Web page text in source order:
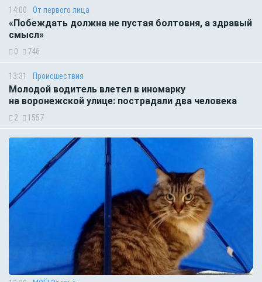
14:00 От первого лица
«Побеждать должна не пустая болтовня, а здравый
смысл»
0 746
13:31 Происшествия
Молодой водитель влетел в иномарку
на воронежской улице: пострадали два человека
2 1557